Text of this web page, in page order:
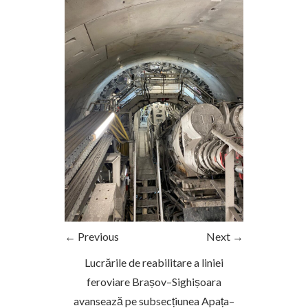
← Previous
Next →
Lucrările de reabilitare a liniei
feroviare Brașov–Sighișoara
avansează pe subsecțiunea Apața–